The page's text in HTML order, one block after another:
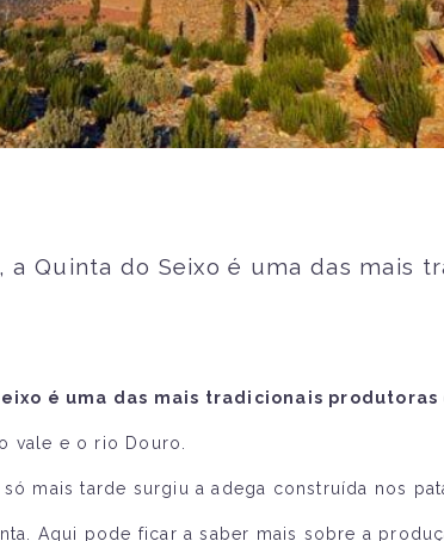
a Quinta do Seixo é uma das mais
é uma das mais tradicionais
vale e o rio Douro.
mais tarde surgiu a adega construída nos
Aqui pode ficar a saber mais sobre a